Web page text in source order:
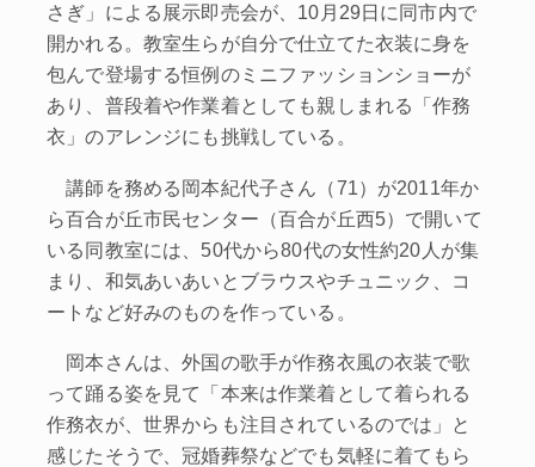
さぎ」による展示即売会が、10月29日に同市内で
開かれる。教室生らが自分で仕立てた衣装に身を
包んで登場する恒例のミニファッションショーが
あり、普段着や作業着としても親しまれる「作務
衣」のアレンジにも挑戦している。
講師を務める岡本紀代子さん（71）が2011年か
ら百合が丘市民センター（百合が丘西5）で開いて
いる同教室には、50代から80代の女性約20人が集
まり、和気あいあいとブラウスやチュニック、コ
ートなど好みのものを作っている。
岡本さんは、外国の歌手が作務衣風の衣装で歌
って踊る姿を見て「本来は作業着として着られる
作務衣が、世界からも注目されているのでは」と
感じたそうで、冠婚葬祭などでも気軽に着てもら